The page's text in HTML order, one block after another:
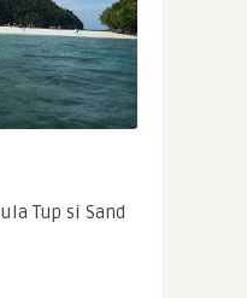
Tup si Sand